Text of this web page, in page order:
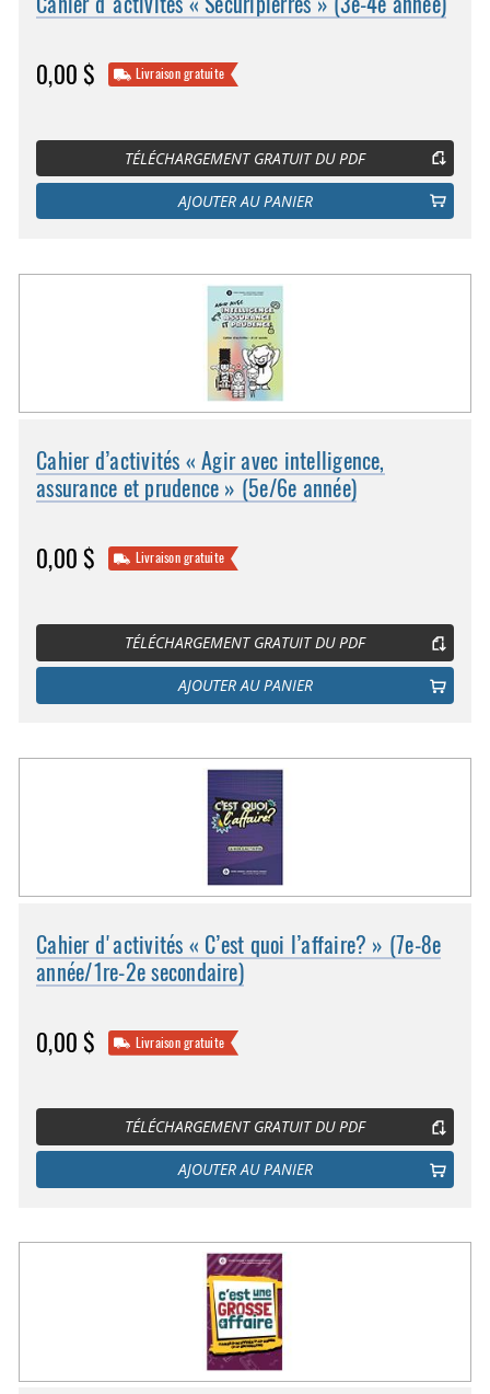
0,00 $ Livraison gratuite
TÉLÉCHARGEMENT GRATUIT DU PDF
AJOUTER AU PANIER
Cahier d’activités « Agir avec intelligence,
assurance et prudence » (5e/6e année)
0,00 $ Livraison gratuite
TÉLÉCHARGEMENT GRATUIT DU PDF
AJOUTER AU PANIER
Cahier d'activités « C’est quoi l’affaire? » (7e-8e
année/1re-2e secondaire)
0,00 $ Livraison gratuite
TÉLÉCHARGEMENT GRATUIT DU PDF
AJOUTER AU PANIER